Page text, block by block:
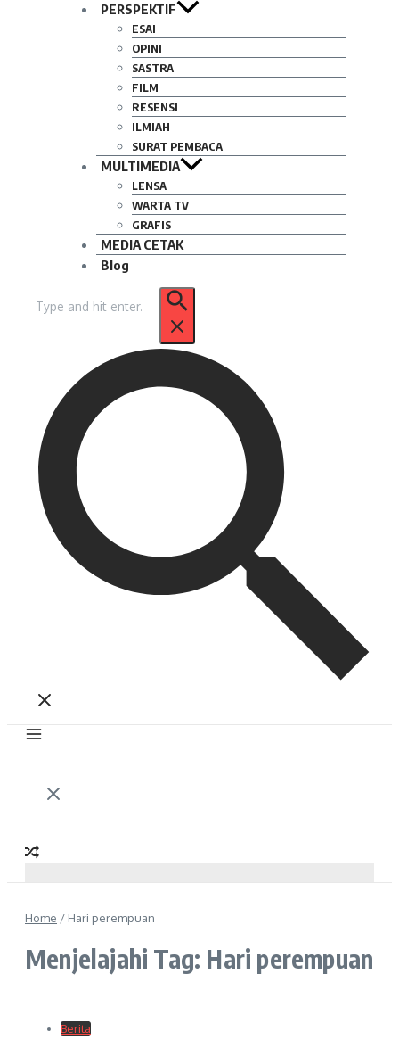
PERSPEKTIF
ESAI
OPINI
SASTRA
FILM
RESENSI
ILMIAH
SURAT PEMBACA
MULTIMEDIA
LENSA
WARTA TV
GRAFIS
MEDIA CETAK
Blog
untuk:
Home / Hari perempuan
Menjelajahi Tag: Hari perempuan
Berita